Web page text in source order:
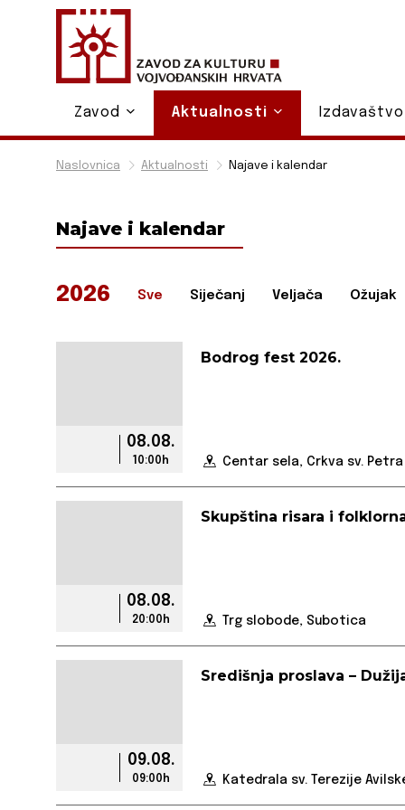
Naslovnica Aktualnosti Najave i kalendar
Najave i kalendar
2026 Sve Siječanj Veljača Ožujak
08.08.
10:00h
Bodrog fest 2026.
Centar sela, Crkva sv.
08.08.
20:00h
Skupština risara i
Trg slobode, Subotica
09.08.
09:00h
Središnja proslava –
Katedrala sv. Terezije
Zavod Aktualnosti